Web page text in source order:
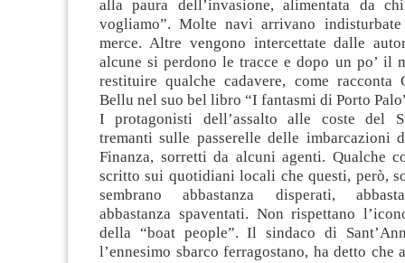
alla paura dell’invasione, alimentata da
vogliamo”. Molte navi arrivano
merce. Altre vengono intercettate dalle
alcune si perdono le tracce e dopo un po’ il
restituire qualche cadavere, come racconta
Bellu nel suo bel libro “I fantasmi di Porto
I protagonisti dell’assalto alle coste del
tremanti sulle passerelle delle imbarcazioni
Finanza, sorretti da alcuni agenti. Qualche
scritto sui quotidiani locali che questi, però,
sembrano abbastanza disperati,
abbastanza spaventati. Non rispettano
della “boat people”. Il sindaco di
l’ennesimo sbarco ferragostano, ha detto che